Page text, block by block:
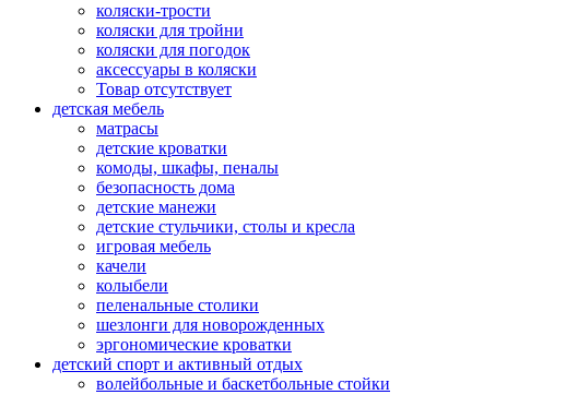
коляски-трости
коляски для тройни
коляски для погодок
аксессуары в коляски
Товар отсутствует
детская мебель
матрасы
детские кроватки
комоды, шкафы, пеналы
безопасность дома
детские манежи
детские стульчики, столы и кресла
игровая мебель
качели
колыбели
пеленальные столики
шезлонги для новорожденных
эргономические кроватки
детский спорт и активный отдых
волейбольные и баскетбольные стойки